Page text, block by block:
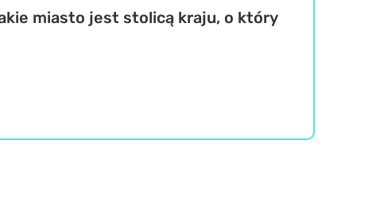
miasto jest stolicą kraju, o który